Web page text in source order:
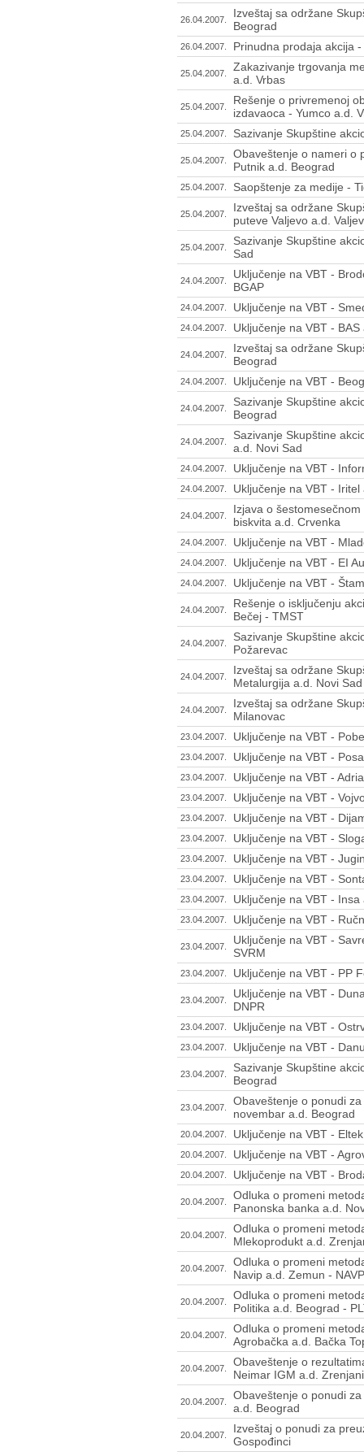
26.04.2007.
Izveštaj sa održane
Beograd
26.04.2007. Prinudna prodaja akcija
25.04.2007.
Zakazivanje trgovanja
a.d. Vrbas
25.04.2007.
Rešenje o privremenoj
izdavaoca - Yumco a.d.
25.04.2007. Sazivanje Skupštine
25.04.2007.
Obaveštenje o nameri o
Putnik a.d. Beograd
25.04.2007. Saopštenje za medije -
25.04.2007.
Izveštaj sa održane
puteve Valjevo a.d.
25.04.2007.
Sazivanje Skupštine
Sad
24.04.2007.
Uključenje na VBT -
BGAP
24.04.2007. Uključenje na VBT -
24.04.2007. Uključenje na VBT -
24.04.2007.
Izveštaj sa održane
Beograd
24.04.2007. Uključenje na VBT -
24.04.2007.
Sazivanje Skupštine
Beograd
24.04.2007.
Sazivanje Skupštine
a.d. Novi Sad
24.04.2007. Uključenje na VBT -
24.04.2007. Uključenje na VBT -
24.04.2007.
Izjava o
biskvita a.d. Crvenka
24.04.2007. Uključenje na VBT -
24.04.2007. Uključenje na VBT - EI
24.04.2007. Uključenje na VBT -
24.04.2007.
Rešenje o isključenju
Bečej - TMST
24.04.2007.
Sazivanje Skupštine
Požarevac
24.04.2007.
Izveštaj sa održane
Metalurgija a.d. Novi Sad
24.04.2007.
Izveštaj sa održane
Milanovac
23.04.2007. Uključenje na VBT -
23.04.2007. Uključenje na VBT -
23.04.2007. Uključenje na VBT -
23.04.2007. Uključenje na VBT -
23.04.2007. Uključenje na VBT -
23.04.2007. Uključenje na VBT -
23.04.2007. Uključenje na VBT -
23.04.2007. Uključenje na VBT -
23.04.2007. Uključenje na VBT -
23.04.2007. Uključenje na VBT -
23.04.2007.
Uključenje na VBT -
SVRM
23.04.2007. Uključenje na VBT - PP
23.04.2007.
Uključenje na VBT -
DNPR
23.04.2007. Uključenje na VBT -
23.04.2007. Uključenje na VBT -
23.04.2007.
Sazivanje Skupštine
Beograd
23.04.2007.
Obaveštenje o ponudi
novembar a.d. Beograd
20.04.2007. Uključenje na VBT -
20.04.2007. Uključenje na VBT -
20.04.2007. Uključenje na VBT -
20.04.2007.
Odluka o promeni
Panonska banka a.d.
20.04.2007.
Odluka o promeni
Mlekoprodukt a.d.
20.04.2007.
Odluka o promeni
Navip a.d. Zemun - NAVP
20.04.2007.
Odluka o promeni
Politika a.d. Beograd -
20.04.2007.
Odluka o promeni
Agrobačka a.d. Bačka
20.04.2007.
Obaveštenje o
Neimar IGM a.d.
20.04.2007.
Obaveštenje o ponudi
a.d. Beograd
20.04.2007.
Izveštaj o ponudi za
Gospođinci